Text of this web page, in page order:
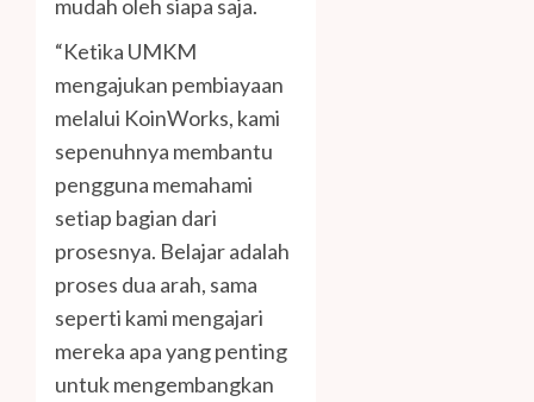
mudah oleh siapa saja.
“Ketika UMKM
mengajukan pembiayaan
melalui KoinWorks, kami
sepenuhnya membantu
pengguna memahami
setiap bagian dari
prosesnya. Belajar adalah
proses dua arah, sama
seperti kami mengajari
mereka apa yang penting
untuk mengembangkan